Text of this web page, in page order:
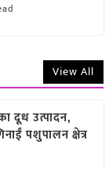
View All
दूध उत्पादन,
पशुपालन क्षेत्र